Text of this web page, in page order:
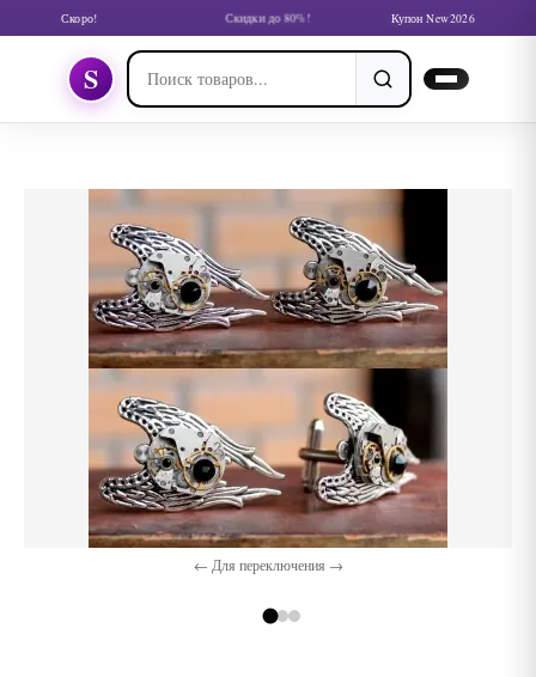
Скоро! Скидки до 80%! Купон New2026
S
← Для переключения →